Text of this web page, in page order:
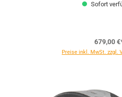
Sofort
679,00
Preise inkl. MwSt. zzgl.